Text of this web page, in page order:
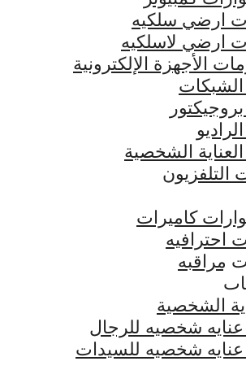
ارضي سلكيه
ارضي لاسلكيه
الأجهزة الإلكترونية
الشبكات
العناية الشخصية
كاميرات
احترافيه
مراقبه
الشخصية
عنايه شخصيه للرجال
عنايه شخصيه للسيدات